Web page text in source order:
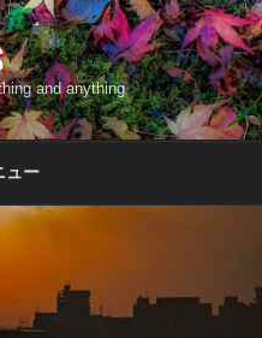
and anything
ュー